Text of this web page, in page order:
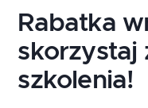
Rabatka
skorzystaj
szkolenia!